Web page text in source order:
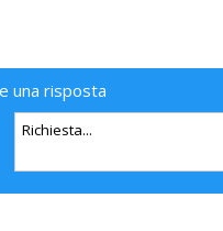
una risposta